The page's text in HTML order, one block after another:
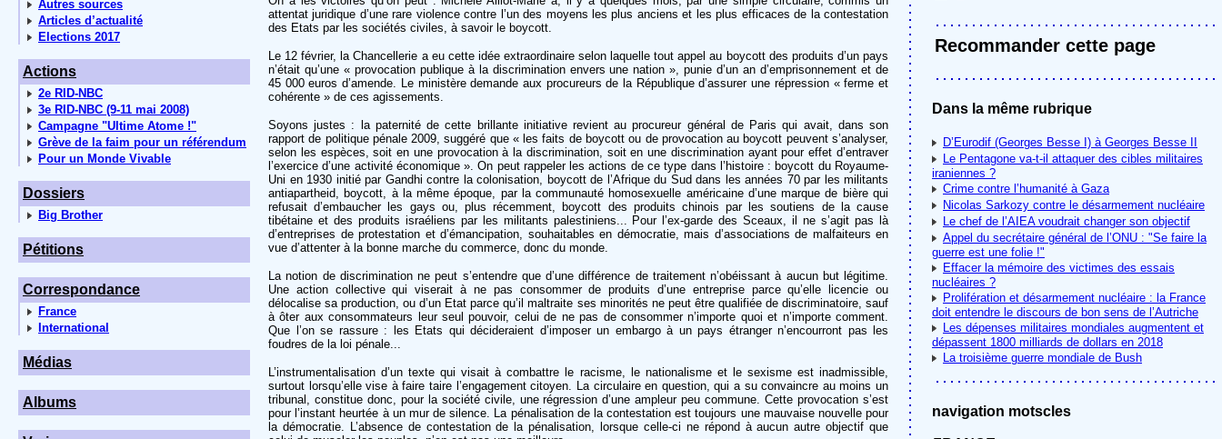
Autres sources
Articles d’actualité
Elections 2017
Actions
2e RID-NBC
3e RID-NBC (9-11 mai 2008)
Campagne "Ultime Atome !"
Grève de la faim pour un référendum
Pour un Monde Vivable
Dossiers
Big Brother
Pétitions
Correspondance
France
International
Médias
Albums
attentat juridique d’une rare violence contre l’un des moyens les plus anciens et les plus efficaces de la contestation
des Etats par les sociétés civiles, à savoir le boycott.
Le 12 février, la Chancellerie a eu cette idée extraordinaire selon laquelle tout appel au boycott des produits d’un pays
n’était qu’une « provocation publique à la discrimination envers une nation », punie d’un an d’emprisonnement et de
45 000 euros d’amende. Le ministère demande aux procureurs de la République d’assurer une répression « ferme et
cohérente » de ces agissements.
Soyons justes : la paternité de cette brillante initiative revient au procureur général de Paris qui avait, dans son
rapport de politique pénale 2009, suggéré que « les faits de boycott ou de provocation au boycott peuvent s’analyser,
selon les espèces, soit en une provocation à la discrimination, soit en une discrimination ayant pour effet d’entraver
l’exercice d’une activité économique ». On peut rappeler les actions de ce type dans l’histoire : boycott du Royaume-
Uni en 1930 initié par Gandhi contre la colonisation, boycott de l’Afrique du Sud dans les années 70 par les militants
antiapartheid, boycott, à la même époque, par la communauté homosexuelle américaine d’une marque de bière qui
refusait d’embaucher les gays ou, plus récemment, boycott des produits chinois par les soutiens de la cause
tibétaine et des produits israéliens par les militants palestiniens... Pour l’ex-garde des Sceaux, il ne s’agit pas là
d’entreprises de protestation et d’émancipation, souhaitables en démocratie, mais d’associations de malfaiteurs en
vue d’attenter à la bonne marche du commerce, donc du monde.
La notion de discrimination ne peut s’entendre que d’une différence de traitement n’obéissant à aucun but légitime.
Une action collective qui viserait à ne pas consommer de produits d’une entreprise parce qu’elle licencie ou
délocalise sa production, ou d’un Etat parce qu’il maltraite ses minorités ne peut être qualifiée de discriminatoire, sauf
à ôter aux consommateurs leur seul pouvoir, celui de ne pas de consommer n’importe quoi et n’importe comment.
Que l’on se rassure : les Etats qui décideraient d’imposer un embargo à un pays étranger n’encourront pas les
foudres de la loi pénale...
L’instrumentalisation d’un texte qui visait à combattre le racisme, le nationalisme et le sexisme est inadmissible,
surtout lorsqu’elle vise à faire taire l’engagement citoyen. La circulaire en question, qui a su convaincre au moins un
tribunal, constitue donc, pour la société civile, une régression d’une ampleur peu commune. Cette provocation s’est
pour l’instant heurtée à un mur de silence. La pénalisation de la contestation est toujours une mauvaise nouvelle pour
la démocratie. L’absence de contestation de la pénalisation, lorsque celle-ci ne répond à aucun autre objectif que
Recommander cette page
Dans la même rubrique
D’Eurodif (Georges Besse I) à Georges Besse II
Le Pentagone va-t-il attaquer des cibles militaires
iraniennes ?
Crime contre l’humanité à Gaza
Nicolas Sarkozy contre le désarmement nucléaire
Le chef de l’AIEA voudrait changer son objectif
Appel du secrétaire général de l’ONU : "Se faire la
guerre est une folie !"
Effacer la mémoire des victimes des essais
nucléaires ?
Prolifération et désarmement nucléaire : la France
doit entendre le discours de bon sens de l’Autriche
Les dépenses militaires mondiales augmentent et
dépassent 1800 milliards de dollars en 2018
La troisième guerre mondiale de Bush
navigation motscles